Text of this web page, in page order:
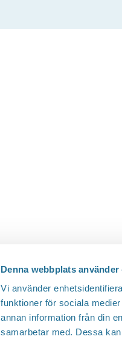
Denna webbplats använder
Vi använder
funktioner för sociala
annan information från din
samarbetar med. Dessa